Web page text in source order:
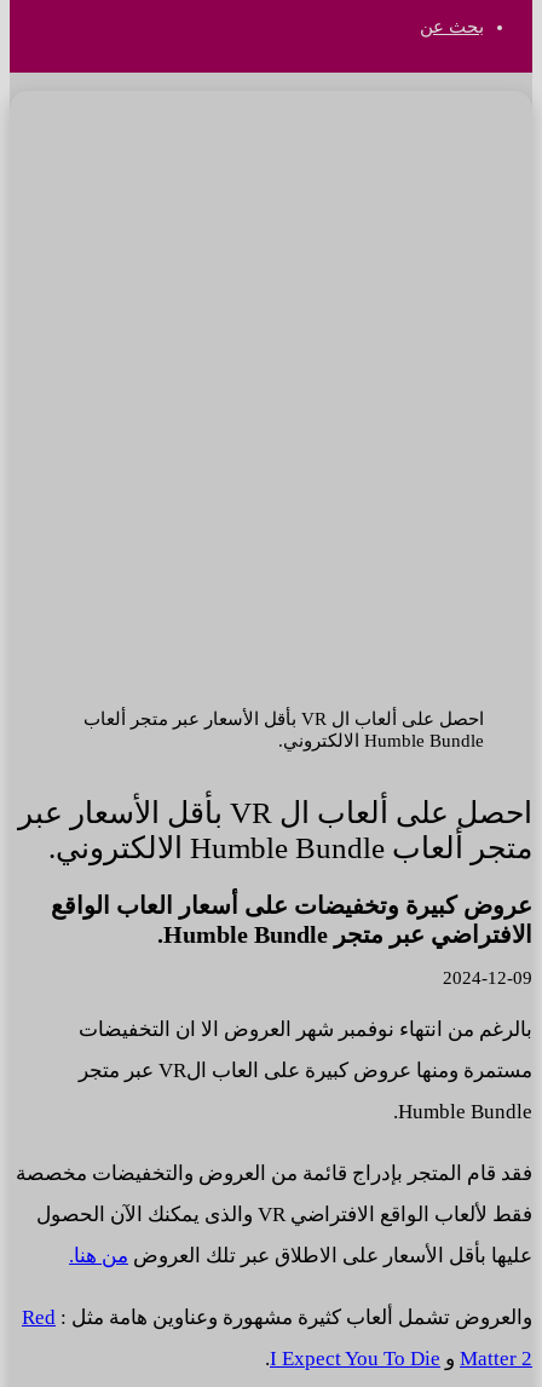
بحث عن
احصل على ألعاب ال VR بأقل الأسعار عبر متجر ألعاب
Humble Bundle الالكتروني.
احصل على ألعاب ال VR بأقل الأسعار عبر
متجر ألعاب Humble Bundle الالكتروني.
عروض كبيرة وتخفيضات على أسعار العاب الواقع
الافتراضي عبر متجر Humble Bundle.
2024-12-09
بالرغم من انتهاء نوفمبر شهر العروض الا ان التخفيضات
مستمرة ومنها عروض كبيرة على العاب الVR عبر متجر
Humble Bundle.
فقد قام المتجر بإدراج قائمة من العروض والتخفيضات مخصصة
فقط لألعاب الواقع الافتراضي VR والذى يمكنك الآن الحصول
عليها بأقل الأسعار على الاطلاق عبر تلك العروض من هنا.
والعروض تشمل ألعاب كثيرة مشهورة وعناوين هامة مثل : Red
Matter 2 و I Expect You To Die
.